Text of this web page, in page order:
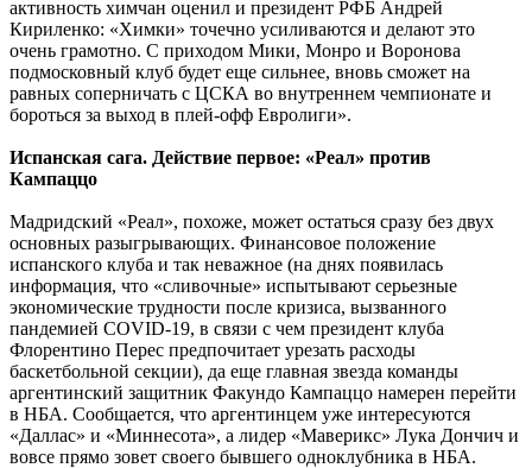
активность химчан оценил и президент РФБ Андрей
Кириленко: «Химки» точечно усиливаются и делают это
очень грамотно. С приходом Мики, Монро и Воронова
подмосковный клуб будет еще сильнее, вновь сможет на
равных соперничать с ЦСКА во внутреннем чемпионате и
бороться за выход в плей-офф Евролиги».
Испанская сага. Действие первое: «Реал» против
Кампаццо
Мадридский «Реал», похоже, может остаться сразу без двух
основных разыгрывающих. Финансовое положение
испанского клуба и так неважное (на днях появилась
информация, что «сливочные» испытывают серьезные
экономические трудности после кризиса, вызванного
пандемией COVID-19, в связи с чем президент клуба
Флорентино Перес предпочитает урезать расходы
баскетбольной секции), да еще главная звезда команды
аргентинский защитник Факундо Кампаццо намерен перейти
в НБА. Сообщается, что аргентинцем уже интересуются
«Даллас» и «Миннесота», а лидер «Маверикс» Лука Дончич и
вовсе прямо зовет своего бывшего одноклубника в НБА.